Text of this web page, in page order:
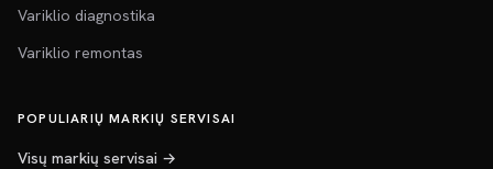
Variklio diagnostika
Variklio remontas
POPULIARIŲ MARKIŲ SERVISAI
Visų markių servisai →